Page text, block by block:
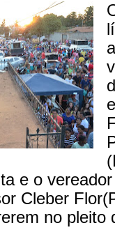
e o
Cleber
no pleito